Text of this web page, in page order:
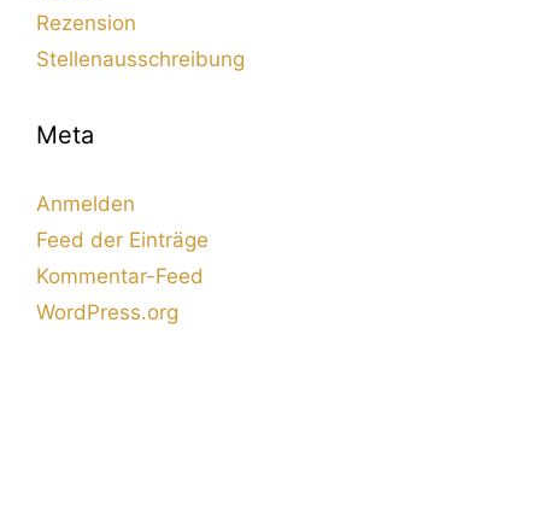
Rezension
Stellenausschreibung
Meta
Anmelden
Feed der Einträge
Kommentar-Feed
WordPress.org